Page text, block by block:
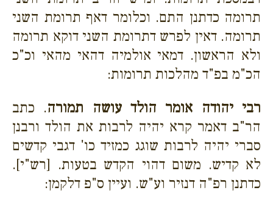
תרומה כדתנן התם. וכלומר דאף תרומת השני
תרומה. דאין לפרש דתרומת השני דוקא תרומה
ולא הראשון. דמאי אולמיה דהאי מהאי וכ"כ
הכ"מ בפ"ד מהלכות תרומות:
רבי יהודה אומר הולד עושה תמורה. כתב
הר"ב דאמר קרא יהיה לרבות את הולד ורבנן
סברי יהיה לרבות שוגג כמזיד כו' דגבי קדשים
לא קדיש. משום דהוי הקדש בטעות. [רש"י].
כדתנן רפ"ה דנזיר וע"ש. ועיין ס"פ דלקמן: